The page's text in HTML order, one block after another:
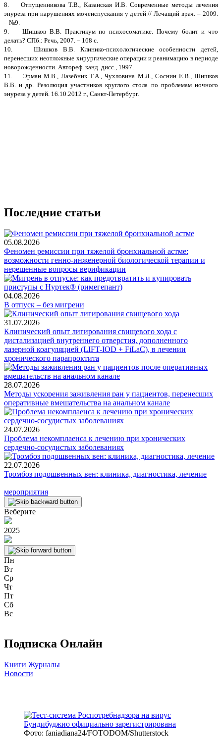
8. Отпущенникова Т.В., Казанская И.В. Современные методы лечения
энуреза при нарушениях мочеиспускания у детей // Лечащий врач. – 2009.
– №9.
9. Шишков В.В. Практикум по психосоматике. Почему болит и что
делать? СПб.: Речь, 2007. – 168 с.
10. Шишков В.В. Клинико-психологические особенности детей,
перенесших неотложные хирургические операции и реанимацию в периоде
новорожденности. Автореф. канд. дисс., 1997.
11. Эрман М.В., Лазебник Т.А., Чухловина М.Л., Соснин Е.В., Шишков
В.В. и др. Резолюция участников круглого стола по проблемам ночного
энуреза у детей. 16.10.2012 г., Cанкт-Петербург.
Последние статьи
05.08.2026
Феномен ремиссии при тяжелой бронхиальной астме:
возможности генно-инженерной биологической терапии и
нерешенные вопросы верификации
04.08.2026
В отпуск – без мигрени
31.07.2026
Клинический опыт лигирования свищевого хода с
дистализацией внутреннего отверстия, дополненного
лазерной коагуляцией (LIFT-IOD + FiLaC), в лечении
хронического парапроктита
28.07.2026
Методы ускорения заживления ран у пациентов, перенесших
оперативные вмешательства на анальном канале
24.07.2026
Проблема некомплаенса к лечению при хронических
сердечно-сосудистых заболеваниях
22.07.2026
Тромбоз подошвенных вен: клиника, диагностика, лечение
мероприятия
Веберите
2025
Пн
Вт
Ср
Чт
Пт
Сб
Вс
Подписка Онлайн
Книги Журналы
Новости
Фото: faniadiana24/FOTODOM/Shutterstock